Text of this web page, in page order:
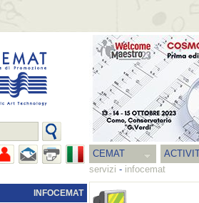
CEMAT
servizi - infocemat
INFOCEMAT